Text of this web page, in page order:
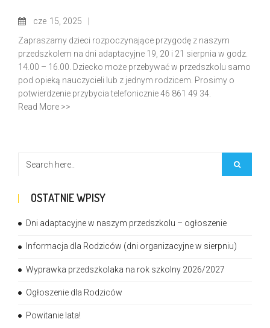
cze 15, 2025
Zapraszamy dzieci rozpoczynające przygodę z naszym
przedszkolem na dni adaptacyjne 19, 20 i 21 sierpnia w godz.
14.00 – 16.00. Dziecko może przebywać w przedszkolu samo
pod opieką nauczycieli lub z jednym rodzicem. Prosimy o
potwierdzenie przybycia telefonicznie 46 861 49 34.
Read More >>
OSTATNIE WPISY
Dni adaptacyjne w naszym przedszkolu – ogłoszenie
Informacja dla Rodziców (dni organizacyjne w sierpniu)
Wyprawka przedszkolaka na rok szkolny 2026/2027
Ogłoszenie dla Rodziców
Powitanie lata!